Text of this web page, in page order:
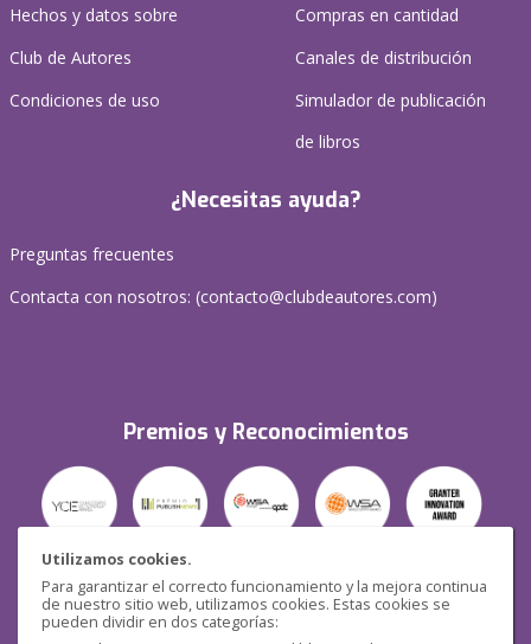
Utilizamos cookies.
Para garantizar el correcto funcionamiento y la mejora continua
de nuestro sitio web, utilizamos cookies. Estas cookies se
pueden dividir en dos categorías:
Hechos y datos sobre
Club de Autores
Condiciones de uso
Compras en cantidad
Canales de distribución
Simulador de publicación
de libros
¿Necesitas ayuda?
Preguntas frecuentes
Contacta con nosotros: (contacto@clubdeautores.com)
Premios y Reconocimientos
Seguridad